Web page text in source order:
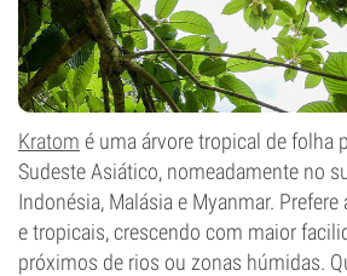
Kratom é uma árvore tropical de folha
Sudeste Asiático, nomeadamente no
Indonésia, Malásia e Myanmar.
e tropicais, crescendo com maior
próximos de rios ou zonas húmidas.